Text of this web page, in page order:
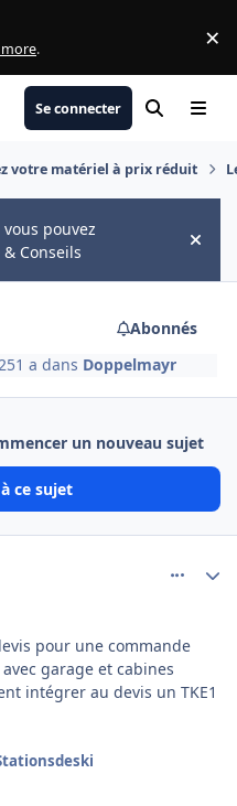
. ×
Se connecter Rechercher
Menu
votre matériel à prix réduit
pouvez
Conseils
Hide
Abonnés
1 a dans Doppelmayr
un nouveau sujet
ce sujet
pour une commande
garage et cabines
intégrer au devis un TKE1